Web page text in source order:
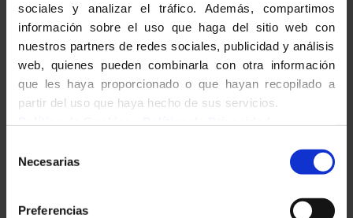
sociales y analizar el tráfico. Además, compartimos
información sobre el uso que haga del sitio web con
nuestros partners de redes sociales, publicidad y análisis
web, quienes pueden combinarla con otra información
que les haya proporcionado o que hayan recopilado a
partir del uso que haya hecho de sus servicios.
Necesarias
Preferencias